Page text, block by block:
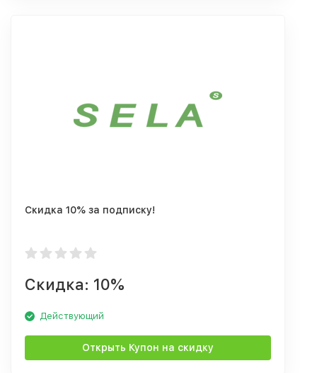
Скидка 10% за подписку!
Скидка: 10%
Действующий
Открыть Купон на скидку